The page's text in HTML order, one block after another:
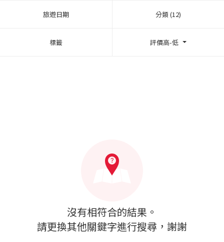
旅遊日期 分類 (12)
標籤 評價高-低
沒有相符合的結果。
請更換其他關鍵字進行搜尋，謝謝